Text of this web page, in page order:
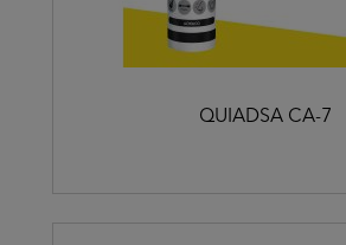
QUIADSA CA-7